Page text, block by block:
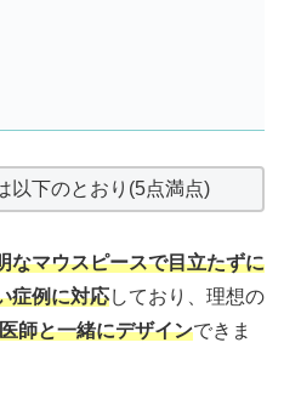
以下のとおり(5点満点)
なマウスピースで目立たずに
症例に対応しており、理想の
師と一緒にデザインできま